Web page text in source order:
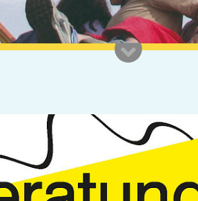
Unterstützung
ADEBAR
starK